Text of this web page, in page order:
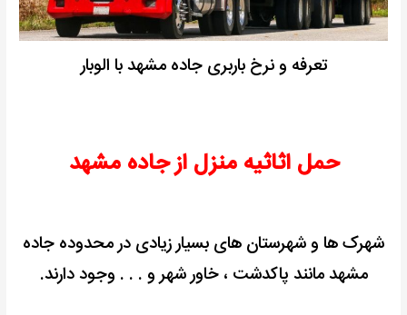
تعرفه و نرخ باربری جاده مشهد با الوبار
حمل اثاثیه منزل از جاده مشهد
شهرک ها و شهرستان های بسیار زیادی در محدوده جاده
مشهد مانند پاکدشت ، خاور شهر و . . . وجود دارند.